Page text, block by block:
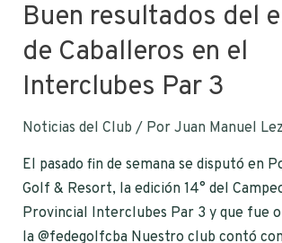
Buen resultados del
de Caballeros en el
Interclubes Par 3
Noticias del Club / Por Juan Manuel
El pasado fin de semana se disputó en
Golf & Resort, la edición 14° del
Provincial Interclubes Par 3 y que fue
la @fedegolfcba Nuestro club contó